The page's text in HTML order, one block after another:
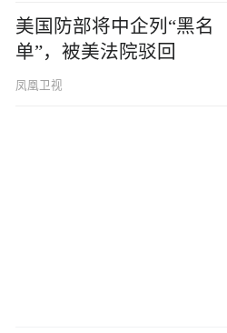
美国防部将中企列“黑名
单”，被美法院驳回
凤凰卫视